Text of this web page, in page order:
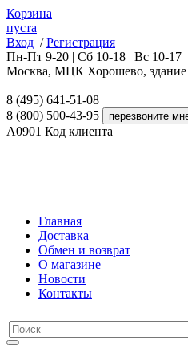
Корзина
пуста
Вход / Регистрация
Пн-Пт 9-20 | Сб 10-18 | Вс 10-17
Москва, МЦК Хорошево,
8 (495) 641-51-08
8 (800) 500-43-95
A0901 Код клиента
Главная
Доставка
Обмен и возврат
О магазине
Новости
Контакты